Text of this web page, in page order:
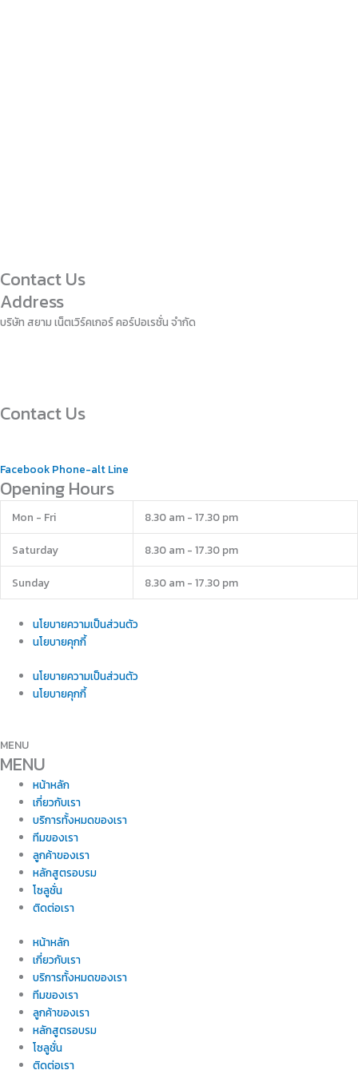
Contact Us
Address
บริษัท สยาม เน็ตเวิร์คเกอร์ คอร์ปอเรชั่น จำกัด
Contact Us
Facebook Phone-alt Line
Opening Hours
Mon - Fri 8.30 am - 17.30 pm
Saturday 8.30 am - 17.30 pm
Sunday 8.30 am - 17.30 pm
นโยบายความเป็นส่วนตัว
นโยบายคุกกี้
นโยบายความเป็นส่วนตัว
นโยบายคุกกี้
MENU
MENU
หน้าหลัก
เกี่ยวกับเรา
บริการทั้งหมดของเรา
ทีมของเรา
ลูกค้าของเรา
หลักสูตรอบรม
โซลูชั่น
ติดต่อเรา
หน้าหลัก
เกี่ยวกับเรา
บริการทั้งหมดของเรา
ทีมของเรา
ลูกค้าของเรา
หลักสูตรอบรม
โซลูชั่น
ติดต่อเรา